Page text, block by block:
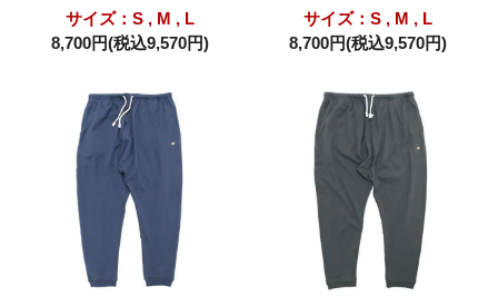
サイズ：S , M , L
8,700円(税込9,570円)
サイズ：S , M , L
8,700円(税込9,570円)